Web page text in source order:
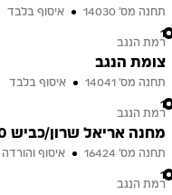
תחנה מס׳ 14030
איסוף בלבד
13
רמת הנגב
צומת הנגב
תחנה מס׳ 14041
איסוף בלבד
14
רמת הנגב
מחנה אריאל שרון/כביש 40
תחנה מס׳ 16424
איסוף והורדה
15
רמת הנגב